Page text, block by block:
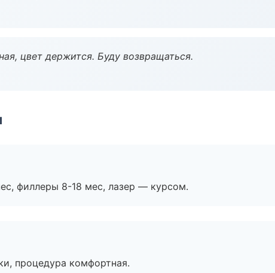
цвет держится. Буду возвращаться.
филлеры 8-18 мес, лазер — курсом.
процедура комфортная.